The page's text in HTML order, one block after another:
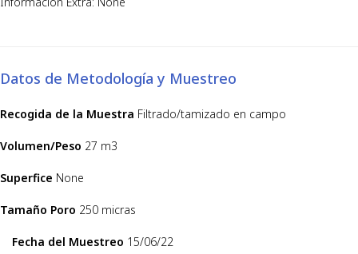
Datos de Metodología y Muestreo
Recogida de la Muestra Filtrado/tamizado en campo
Volumen/Peso 27 m3
Superfice None
Tamaño Poro 250 micras
Fecha del Muestreo 15/06/22